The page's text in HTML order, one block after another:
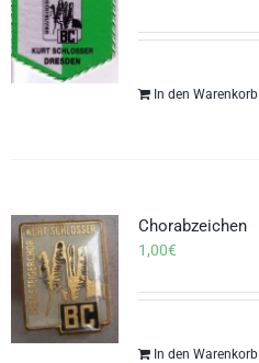
In den Warenkorb
Chorabzeichen
1,00€
In den Warenkorb